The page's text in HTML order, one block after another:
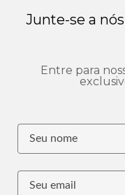
Junte-se a
Entre para